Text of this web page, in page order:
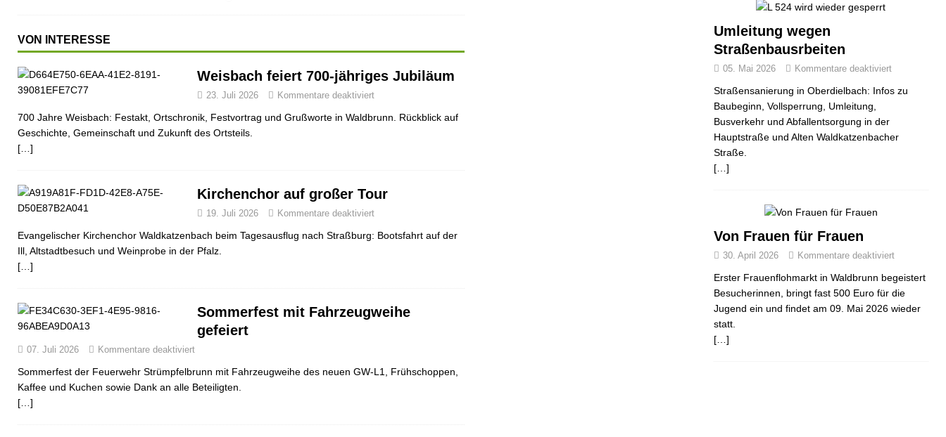
VON INTERESSE
Weisbach feiert 700-jähriges Jubiläum
23. Juli 2026 Kommentare deaktiviert
700 Jahre Weisbach: Festakt, Ortschronik, Festvortrag und Grußworte in Waldbrunn. Rückblick auf
Geschichte, Gemeinschaft und Zukunft des Ortsteils.
[…]
Kirchenchor auf großer Tour
19. Juli 2026 Kommentare deaktiviert
Evangelischer Kirchenchor Waldkatzenbach beim Tagesausflug nach Straßburg: Bootsfahrt auf der
Ill, Altstadtbesuch und Weinprobe in der Pfalz.
[…]
Sommerfest mit Fahrzeugweihe
gefeiert
07. Juli 2026 Kommentare deaktiviert
Sommerfest der Feuerwehr Strümpfelbrunn mit Fahrzeugweihe des neuen GW-L1, Frühschoppen,
Kaffee und Kuchen sowie Dank an alle Beteiligten.
[…]
Umleitung wegen
Straßenbausrbeiten
05. Mai 2026 Kommentare deaktiviert
Straßensanierung in Oberdielbach: Infos zu
Baubeginn, Vollsperrung, Umleitung,
Busverkehr und Abfallentsorgung in der
Hauptstraße und Alten Waldkatzenbacher
Straße.
[…]
Von Frauen für Frauen
30. April 2026 Kommentare deaktiviert
Erster Frauenflohmarkt in Waldbrunn begeistert
Besucherinnen, bringt fast 500 Euro für die
Jugend ein und findet am 09. Mai 2026 wieder
statt.
[…]